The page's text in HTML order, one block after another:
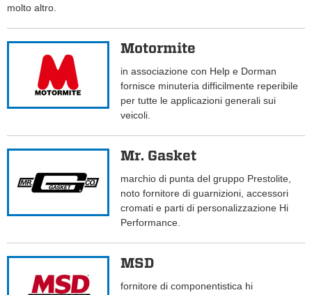
molto altro.
Motormite
in associazione con Help e Dorman
fornisce minuteria difficilmente reperibile
per tutte le applicazioni generali sui
veicoli.
Mr. Gasket
marchio di punta del gruppo Prestolite,
noto fornitore di guarnizioni, accessori
cromati e parti di personalizzazione Hi
Performance.
MSD
fornitore di componentistica hi